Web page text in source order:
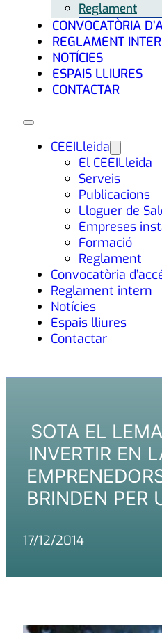
Reglament
CONVOCATÒRIA
REGLAMENT
NOTÍCIES
ESPAIS LLIURES
CONTACTAR
CEEILleida
El CEEILleida
Serveis
Publicacions
Lloguer de
Empreses
Formació
Reglament
Convocatòria
Reglament intern
Notícies
Espais lliures
Contactar
SOTA EL
INVERTIR EN
BRINDEN PER
17/12/2014